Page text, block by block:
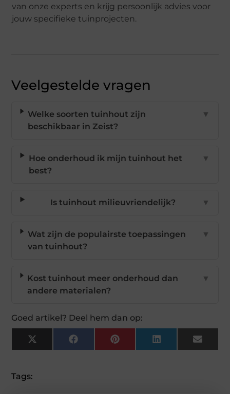
van onze experts en krijg persoonlijk advies voor
jouw specifieke tuinprojecten.
Veelgestelde vragen
Welke soorten tuinhout zijn
beschikbaar in Zeist?
▼
Hoe onderhoud ik mijn tuinhout het
best?
▼
Is tuinhout milieuvriendelijk? ▼
Wat zijn de populairste toepassingen
van tuinhout?
▼
Kost tuinhout meer onderhoud dan
andere materialen?
▼
Goed artikel? Deel hem dan op:
X
(Twitter)
FacebookPinterestLinkedIn Email
Tags: